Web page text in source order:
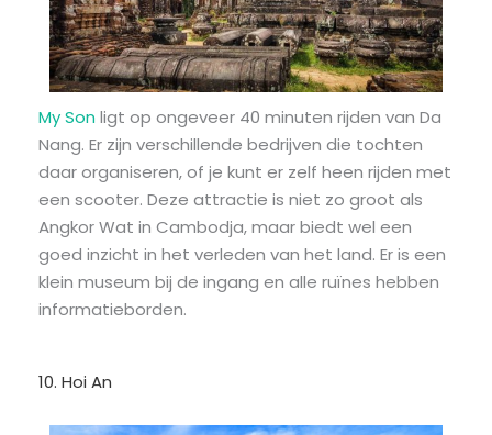
My Son ligt op ongeveer 40 minuten rijden van Da
Nang. Er zijn verschillende bedrijven die tochten
daar organiseren, of je kunt er zelf heen rijden met
een scooter. Deze attractie is niet zo groot als
Angkor Wat in Cambodja, maar biedt wel een
goed inzicht in het verleden van het land. Er is een
klein museum bij de ingang en alle ruïnes hebben
informatieborden.
10. Hoi An